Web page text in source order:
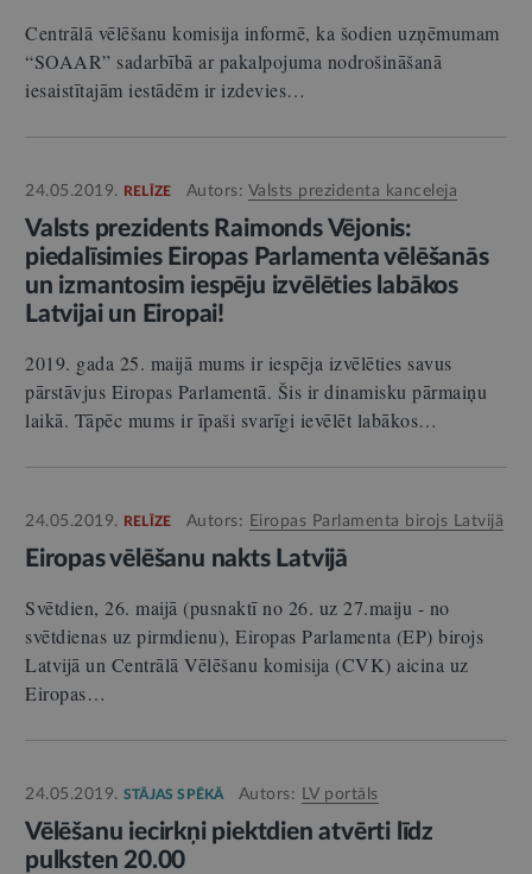
Centrālā vēlēšanu komisija informē, ka šodien uzņēmumam
“SOAAR” sadarbībā ar pakalpojuma nodrošināšanā
iesaistītajām iestādēm ir izdevies…
24.05.2019. RELĪZE Autors: Valsts prezidenta kanceleja
Valsts prezidents Raimonds Vējonis:
piedalīsimies Eiropas Parlamenta vēlēšanās
un izmantosim iespēju izvēlēties labākos
Latvijai un Eiropai!
2019. gada 25. maijā mums ir iespēja izvēlēties savus
pārstāvjus Eiropas Parlamentā. Šis ir dinamisku pārmaiņu
laikā. Tāpēc mums ir īpaši svarīgi ievēlēt labākos…
24.05.2019. RELĪZE Autors: Eiropas Parlamenta birojs Latvijā
Eiropas vēlēšanu nakts Latvijā
Svētdien, 26. maijā (pusnaktī no 26. uz 27.maiju - no
svētdienas uz pirmdienu), Eiropas Parlamenta (EP) birojs
Latvijā un Centrālā Vēlēšanu komisija (CVK) aicina uz
Eiropas…
24.05.2019. STĀJAS SPĒKĀ Autors: LV portāls
Vēlēšanu iecirkņi piektdien atvērti līdz
pulksten 20.00